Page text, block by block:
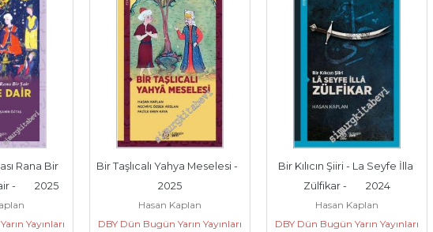
Rana Bir
-        2025
Yayınları
Bir Taşlıcalı Yahya Meselesi -
2025
Hasan Kaplan
DBY Dün Bugün Yarın Yayınları
Bir Kılıcın Şiiri - La Seyfe İlla
Zülfikar -        2024
Hasan Kaplan
DBY Dün Bugün Yarın Yayınları